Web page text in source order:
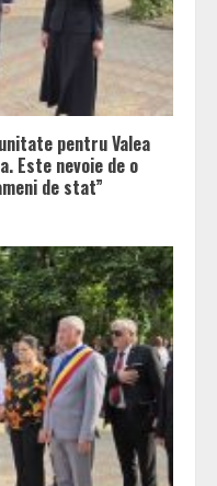
pentru Valea
Este nevoie de o
de stat”